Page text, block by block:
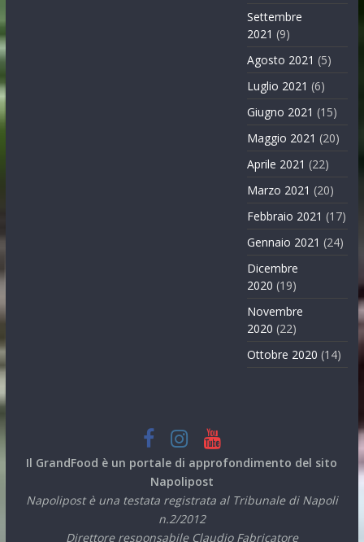
Settembre
2021 (9)
Agosto 2021 (5)
Luglio 2021 (6)
Giugno 2021 (15)
Maggio 2021 (20)
Aprile 2021 (22)
Marzo 2021 (20)
Febbraio 2021 (17)
Gennaio 2021 (24)
Dicembre
2020 (19)
Novembre
2020 (22)
Ottobre 2020 (14)
Il GrandFood è un portale di approfondimento del sito
Napolipost
Napolipost è una testata registrata al Tribunale di Napoli
n.2/2012
Direttore responsabile Claudio Fabricatore